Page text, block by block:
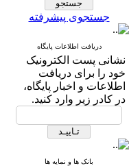
جستجوی پیشرفته
دریافت اطلاعات پایگاه
نشانی پست الکترونیک
خود را برای دریافت
اطلاعات و اخبار پایگاه،
در کادر زیر وارد کنید.
بانک ها و نمایه ها